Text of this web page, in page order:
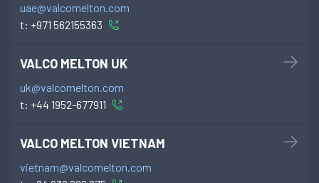
uae@valcomelton.com
t: +971 562155363
VALCO MELTON UK
uk@valcomelton.com
t: +44 1952-677911
VALCO MELTON VIETNAM
vietnam@valcomelton.com